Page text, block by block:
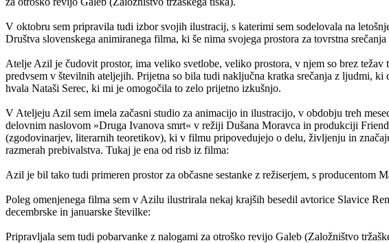
V oktobru sem pripravila tudi izbor svojih ilustracij, s katerimi sem sodelovala na
Društva slovenskega animiranega filma, ki še nima svojega prostora za tovrstna
Atelje Azil je čudovit prostor, ima veliko svetlobe, veliko prostora, v njem so brez
predvsem v številnih ateljejih. Prijetna so bila tudi naključna kratka srečanja z ljudmi,
hvala Nataši Serec, ki mi je omogočila to zelo prijetno izkušnjo.
V Ateljeju Azil sem imela začasni studio za animacijo in ilustracijo, v obdobju treh
delovnim naslovom »Druga Ivanova smrt« v režiji Dušana Moravca in produkciji
(zgodovinarjev, literarnih teoretikov), ki v filmu pripovedujejo o delu, življenju in
razmerah prebivalstva. Tukaj je ena od risb iz filma:
Azil je bil tako tudi primeren prostor za občasne sestanke z režiserjem, s
Poleg omenjenega filma sem v Azilu ilustrirala nekaj krajših besedil avtorice Slavice
decembrske in januarske številke:
Pripravljala sem tudi pobarvanke z nalogami za otroško revijo Galeb (Založništvo